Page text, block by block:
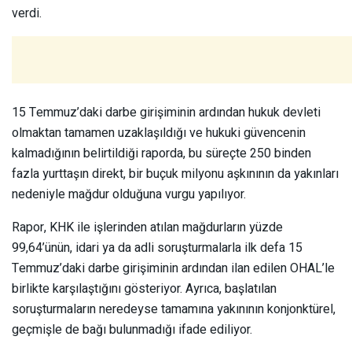
verdi.
15 Temmuz’daki darbe girişiminin ardından hukuk devleti
olmaktan tamamen uzaklaşıldığı ve hukuki güvencenin
kalmadığının belirtildiği raporda, bu süreçte 250 binden
fazla yurttaşın direkt, bir buçuk milyonu aşkınının da yakınları
nedeniyle mağdur olduğuna vurgu yapılıyor.
Rapor, KHK ile işlerinden atılan mağdurların yüzde
99,64’ünün, idari ya da adli soruşturmalarla ilk defa 15
Temmuz’daki darbe girişiminin ardından ilan edilen OHAL’le
birlikte karşılaştığını gösteriyor. Ayrıca, başlatılan
soruşturmaların neredeyse tamamına yakınının konjonktürel,
geçmişle de bağı bulunmadığı ifade ediliyor.